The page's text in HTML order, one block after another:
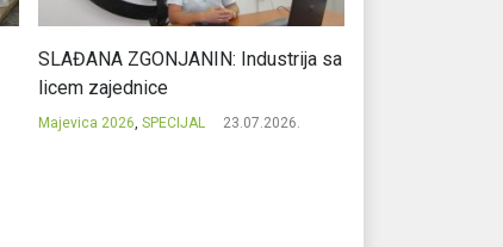
SLAĐANA ZGONJANIN: Industrija sa
licem zajednice
Majevica 2026, SPECIJAL 23.07.2026.